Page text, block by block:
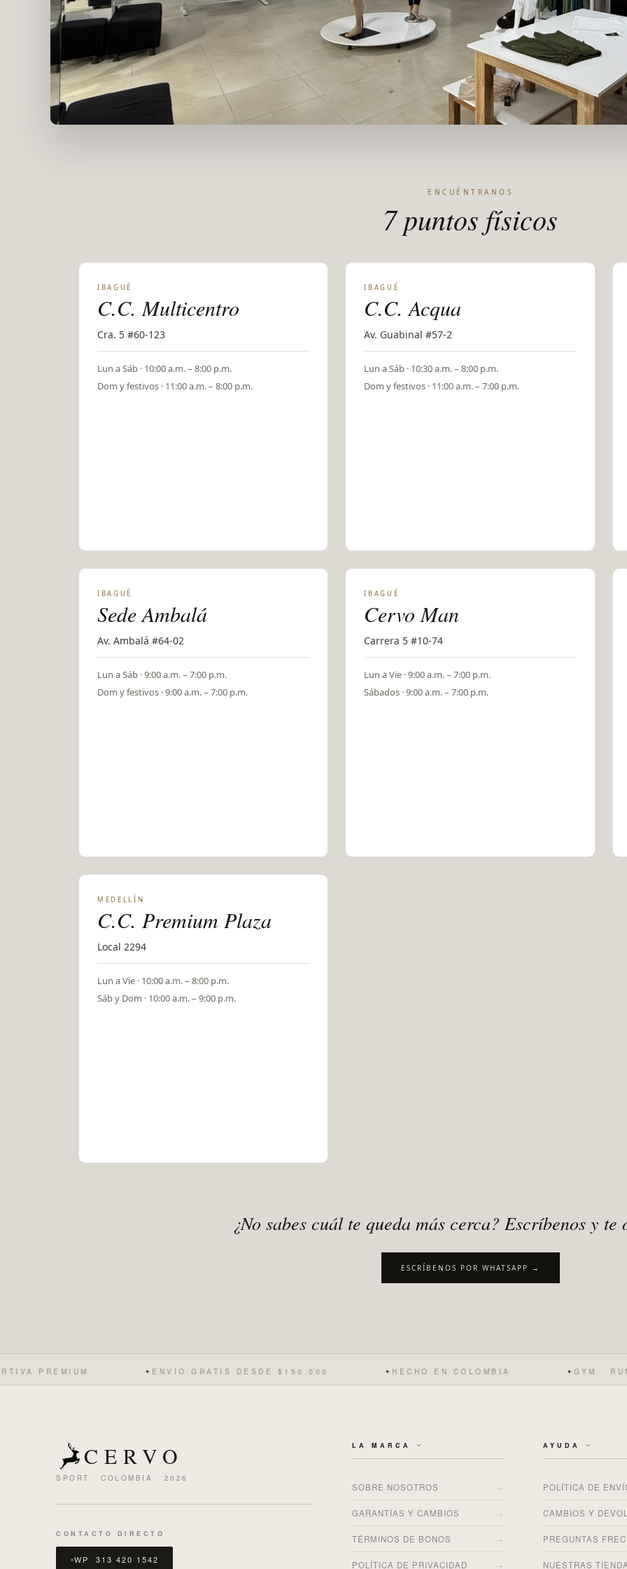
ENCUÉNTRANOS
7 puntos físicos
IBAGUÉ
C.C. Multicentro
Cra. 5 #60-123
Lun a Sáb · 10:00 a.m. – 8:00 p.m.
Dom y festivos · 11:00 a.m. – 8:00 p.m.
IBAGUÉ
C.C. Acqua
Av. Guabinal #57-2
Lun a Sáb · 10:30 a.m. – 8:00 p.m.
Dom y festivos · 11:00 a.m. – 7:00 p.m.
IBAGUÉ
Sede Ambalá
Av. Ambalá #64-02
Lun a Sáb · 9:00 a.m. – 7:00 p.m.
Dom y festivos · 9:00 a.m. – 7:00 p.m.
IBAGUÉ
Cervo Man
Carrera 5 #10-74
Lun a Vie · 9:00 a.m. – 7:00 p.m.
Sábados · 9:00 a.m. – 7:00 p.m.
MEDELLÍN
C.C. Premium Plaza
Local 2294
Lun a Vie · 10:00 a.m. – 8:00 p.m.
Sáb y Dom · 10:00 a.m. – 9:00 p.m.
¿No sabes cuál te queda más cerca? Escríbenos y te
ESCRÍBENOS POR WHATSAPP →
✦ ENVÍO GRATIS DESDE $150.000 ✦ HECHO EN COLOMBIA ✦ GYM · RUNNING ·
CERVO
SPORT · COLOMBIA · 2026
CONTACTO DIRECTO
WP 313 420 1542
LA MARCA
SOBRE NOSOTROS →
GARANTÍAS Y CAMBIOS →
TÉRMINOS DE BONOS →
POLÍTICA DE PRIVACIDAD →
AYUDA
POLÍTICA DE
CAMBIOS Y
PREGUNTAS
NUESTRAS